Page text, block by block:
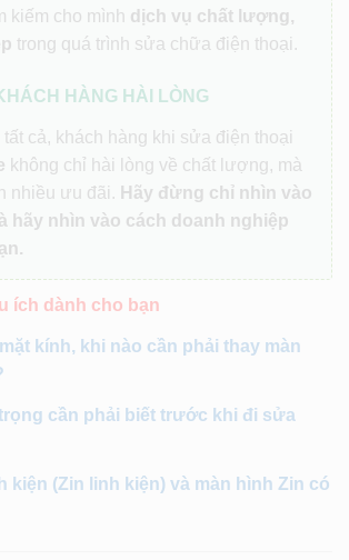
kiếm cho mình dịch vụ chất lượng,
trong quá trình sửa chữa điện thoại.
HÀNG HÀI LÒNG
cả, khách hàng khi sửa điện thoại
không chỉ hài lòng về chất lượng, mà
nhiều ưu đãi. Hãy đừng chỉ nhìn vào
hãy nhìn vào cách doanh nghiệp
ích dành cho bạn
kính, khi nào cần phải thay màn
cần phải biết trước khi đi sửa
kiện (Zin linh kiện) và màn hình Zin có